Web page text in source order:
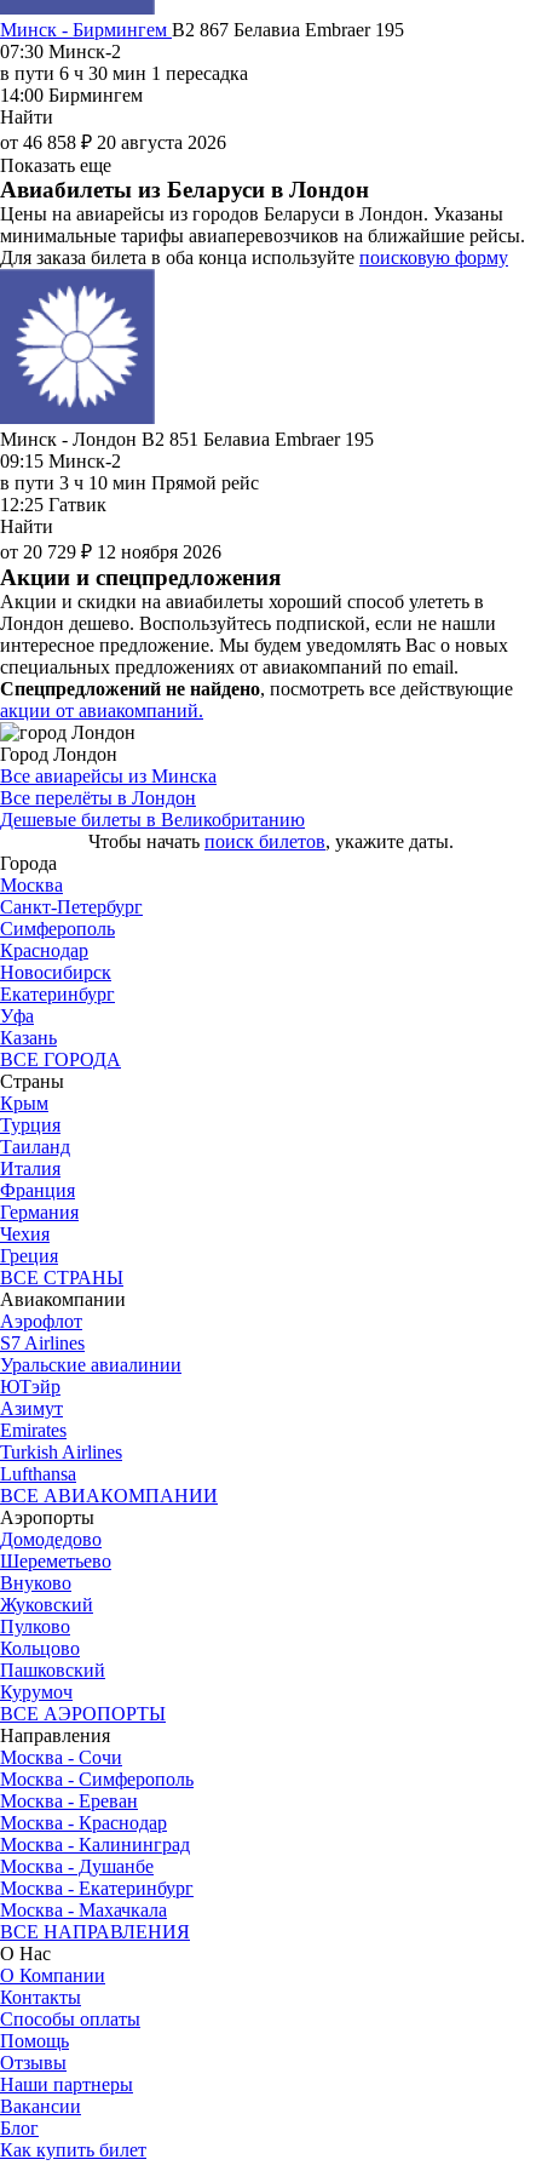
Минск - Бирмингем B2 867 Белавиа Embraer 195
07:30 Минск-2
в пути 6 ч 30 мин 1 пересадка
14:00 Бирмингем
Найти
от 46 858 ₽ 20 августа 2026
Показать еще
Авиабилеты из Беларуси в Лондон
Цены на авиарейсы из городов Беларуси в Лондон. Указаны
минимальные тарифы авиаперевозчиков на ближайшие рейсы.
Для заказа билета в оба конца используйте поисковую форму
Минск - Лондон B2 851 Белавиа Embraer 195
09:15 Минск-2
в пути 3 ч 10 мин Прямой рейс
12:25 Гатвик
Найти
от 20 729 ₽ 12 ноября 2026
Акции и спецпредложения
Акции и скидки на авиабилеты хороший способ улететь в
Лондон дешево. Воспользуйтесь подпиской, если не нашли
интересное предложение. Мы будем уведомлять Вас о новых
специальных предложениях от авиакомпаний по email.
Спецпредложений не найдено, посмотреть все действующие
акции от авиакомпаний.
Город Лондон
Все авиарейсы из Минска
Все перелёты в Лондон
Дешевые билеты в Великобританию
Чтобы начать поиск билетов, укажите даты.
Города
Москва
Санкт-Петербург
Симферополь
Краснодар
Новосибирск
Екатеринбург
Уфа
Казань
ВСЕ ГОРОДА
Страны
Крым
Турция
Таиланд
Италия
Франция
Германия
Чехия
Греция
ВСЕ СТРАНЫ
Авиакомпании
Аэрофлот
S7 Airlines
Уральские авиалинии
ЮТэйр
Азимут
Emirates
Turkish Airlines
Lufthansa
ВСЕ АВИАКОМПАНИИ
Аэропорты
Домодедово
Шереметьево
Внуково
Жуковский
Пулково
Кольцово
Пашковский
Курумоч
ВСЕ АЭРОПОРТЫ
Направления
Москва - Сочи
Москва - Симферополь
Москва - Ереван
Москва - Краснодар
Москва - Калининград
Москва - Душанбе
Москва - Екатеринбург
Москва - Махачкала
ВСЕ НАПРАВЛЕНИЯ
О Нас
О Компании
Контакты
Способы оплаты
Помощь
Отзывы
Наши партнеры
Вакансии
Блог
Как купить билет